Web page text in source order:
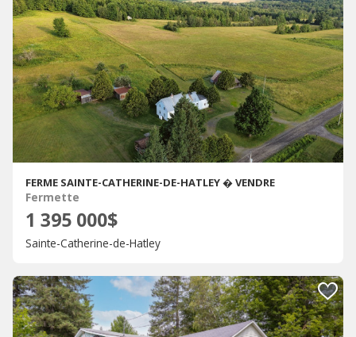
FERME SAINTE-CATHERINE-DE-HATLEY � VENDRE
Fermette
1 395 000$
Sainte-Catherine-de-Hatley